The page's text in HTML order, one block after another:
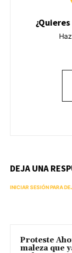
DEJA UNA
INICIAR SESIÓN PARA
Proteste
maleza que